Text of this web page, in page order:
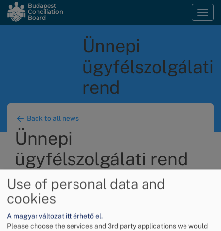
Skip
main
Budapest
Conciliation
Board
Ünnepi
ügyfélszolgálati
rend
Back to all news
Ünnepi
ügyfélszolgálati rend
Image
Use of personal data and
cookies
A magyar változat itt érhető el.
Please choose the services and 3rd party applications we would